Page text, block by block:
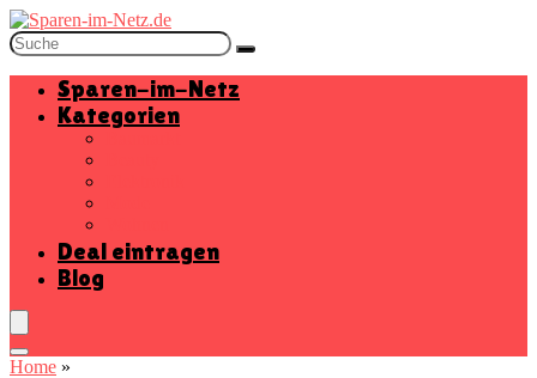
Sparen-im-Netz
Kategorien
Deal eintragen
Blog
Home »